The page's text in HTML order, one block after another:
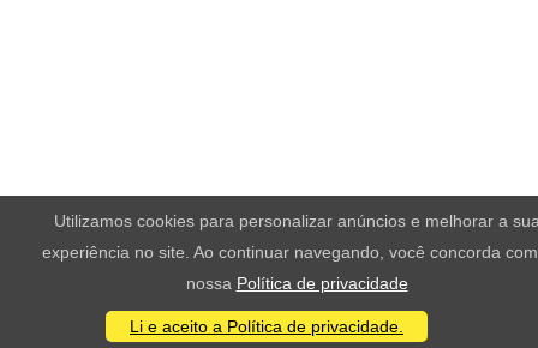
Utilizamos cookies para personalizar anúncios e melhorar a
experiência no site. Ao continuar navegando, você concorda
nossa Política de privacidade
Li e aceito a Política de privacidade.